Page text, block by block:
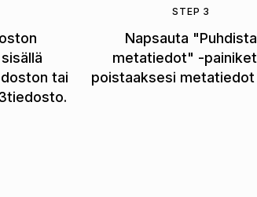
tai
STEP 3
Napsauta "Puhdista
metatiedot" -
poistaaksesi metatiedot